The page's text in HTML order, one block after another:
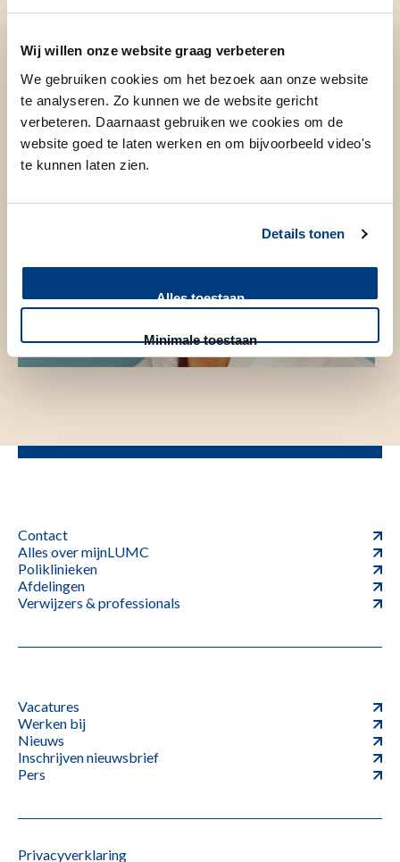
Wij willen onze website graag verbeteren
We gebruiken cookies om het bezoek aan onze website
te analyseren. Zo kunnen we de website gericht
verbeteren. Daarnaast gebruiken we cookies om de
website goed te laten werken en om bijvoorbeeld video's
te kunnen laten zien.
Details tonen
Alles toestaan
Minimale toestaan
Contact
Alles over mijnLUMC
Poliklinieken
Afdelingen
Verwijzers & professionals
Vacatures
Werken bij
Nieuws
Inschrijven nieuwsbrief
Pers
Privacyverklaring